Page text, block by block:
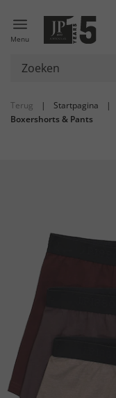
Menu
Terug | Startpagina |
Boxershorts & Pants